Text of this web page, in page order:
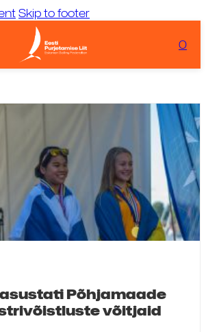
Skip to footer
0
Põhjamaade
võitjaid